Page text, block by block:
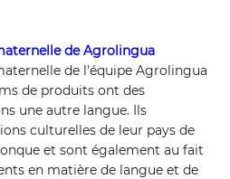
de Agrolingua
de l'équipe Agrolingua
de produits ont des
une autre langue. Ils
culturelles de leur pays de
et sont également au fait
en matière de langue et de